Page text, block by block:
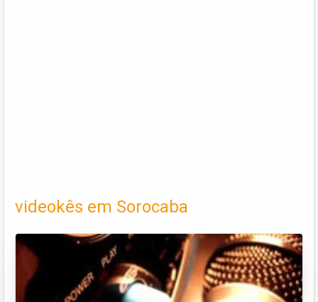
videokês em Sorocaba